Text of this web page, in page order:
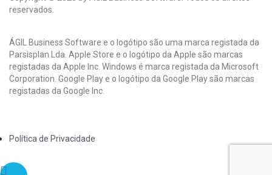
reservados.
ÁGIL Business Software e o logótipo são uma marca registada da
Parsisplan Lda. Apple Store e o logótipo da Apple são marcas
registadas da Apple Inc. Windows é marca registada da Microsoft
Corporation. Google Play e o logótipo da Google Play são marcas
registadas da Google Inc.
Política de Privacidade